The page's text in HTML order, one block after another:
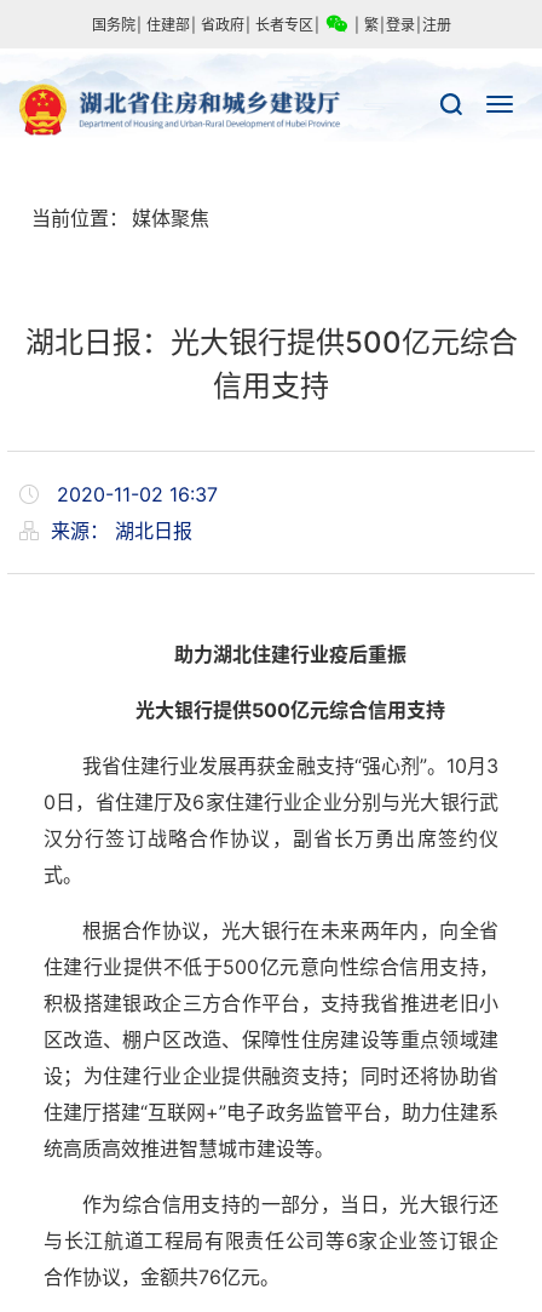
国务院 住建部 省政府 长者专区 繁 登录 注册
当前位置： 媒体聚焦
湖北日报：光大银行提供500亿元综合
信用支持
2020-11-02 16:37
来源： 湖北日报
助力湖北住建行业疫后重振
光大银行提供500亿元综合信用支持
我省住建行业发展再获金融支持“强心剂”。10月3
0日，省住建厅及6家住建行业企业分别与光大银行武
汉分行签订战略合作协议，副省长万勇出席签约仪
式。
根据合作协议，光大银行在未来两年内，向全省
住建行业提供不低于500亿元意向性综合信用支持，
积极搭建银政企三方合作平台，支持我省推进老旧小
区改造、棚户区改造、保障性住房建设等重点领域建
设；为住建行业企业提供融资支持；同时还将协助省
住建厅搭建“互联网+”电子政务监管平台，助力住建系
统高质高效推进智慧城市建设等。
作为综合信用支持的一部分，当日，光大银行还
与长江航道工程局有限责任公司等6家企业签订银企
合作协议，金额共76亿元。